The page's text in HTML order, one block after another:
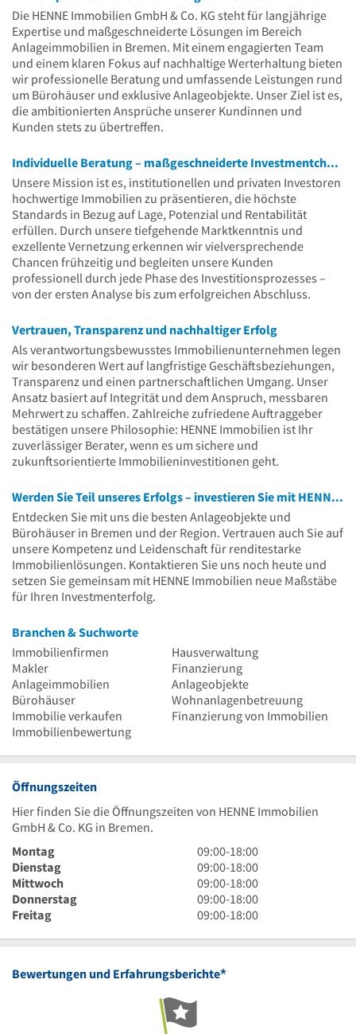
Die HENNE Immobilien GmbH & Co. KG steht für langjährige
Expertise und maßgeschneiderte Lösungen im Bereich
Anlageimmobilien in Bremen. Mit einem engagierten Team
und einem klaren Fokus auf nachhaltige Werterhaltung bieten
wir professionelle Beratung und umfassende Leistungen rund
um Bürohäuser und exklusive Anlageobjekte. Unser Ziel ist es,
die ambitionierten Ansprüche unserer Kundinnen und
Kunden stets zu übertreffen.
Individuelle Beratung – maßgeschneiderte Investmentchancen
Unsere Mission ist es, institutionellen und privaten Investoren
hochwertige Immobilien zu präsentieren, die höchste
Standards in Bezug auf Lage, Potenzial und Rentabilität
erfüllen. Durch unsere tiefgehende Marktkenntnis und
exzellente Vernetzung erkennen wir vielversprechende
Chancen frühzeitig und begleiten unsere Kunden
professionell durch jede Phase des Investitionsprozesses –
von der ersten Analyse bis zum erfolgreichen Abschluss.
Vertrauen, Transparenz und nachhaltiger Erfolg
Als verantwortungsbewusstes Immobilienunternehmen legen
wir besonderen Wert auf langfristige Geschäftsbeziehungen,
Transparenz und einen partnerschaftlichen Umgang. Unser
Ansatz basiert auf Integrität und dem Anspruch, messbaren
Mehrwert zu schaffen. Zahlreiche zufriedene Auftraggeber
bestätigen unsere Philosophie: HENNE Immobilien ist Ihr
zuverlässiger Berater, wenn es um sichere und
zukunftsorientierte Immobilieninvestitionen geht.
Werden Sie Teil unseres Erfolgs – investieren Sie mit HENNE Immobilien
Entdecken Sie mit uns die besten Anlageobjekte und
Bürohäuser in Bremen und der Region. Vertrauen auch Sie auf
unsere Kompetenz und Leidenschaft für renditestarke
Immobilienlösungen. Kontaktieren Sie uns noch heute und
setzen Sie gemeinsam mit HENNE Immobilien neue Maßstäbe
für Ihren Investmenterfolg.
Branchen & Suchworte
Immobilienfirmen
Hausverwaltung
Makler
Finanzierung
Anlageimmobilien
Anlageobjekte
Bürohäuser
Wohnanlagenbetreuung
Immobilie verkaufen
Finanzierung von Immobilien
Immobilienbewertung
Öffnungszeiten
Hier finden Sie die Öffnungszeiten von HENNE Immobilien
GmbH & Co. KG in Bremen.
Montag
9
Uhr
bis
18
Uhr
09:00-18:00
Dienstag
9
Uhr
bis
18
09:00-18:00
Mittwoch
9
Uhr
bis
09:00-18:00
Donnerstag
9
Uhr
09:00-18:00
Freitag
9
Uhr
09:00-18:00
Bewertungen und Erfahrungsberichte*